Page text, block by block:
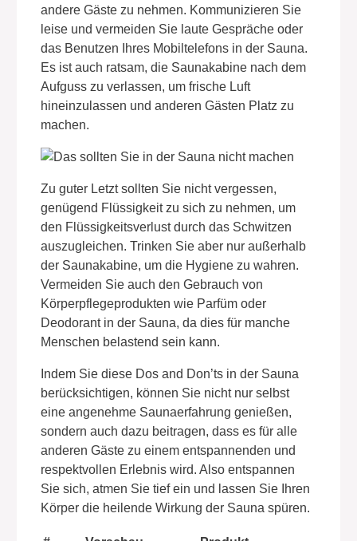
andere Gäste zu nehmen. Kommunizieren Sie
leise und vermeiden Sie laute Gespräche oder
das Benutzen Ihres Mobiltelefons in der Sauna.
Es ist auch ratsam, die Saunakabine nach dem
Aufguss zu verlassen, um frische Luft
hineinzulassen und anderen Gästen Platz zu
machen.
Zu guter Letzt sollten Sie nicht vergessen,
genügend Flüssigkeit zu sich zu nehmen, um
den Flüssigkeitsverlust durch das Schwitzen
auszugleichen. Trinken Sie aber nur außerhalb
der Saunakabine, um die Hygiene zu wahren.
Vermeiden Sie auch den Gebrauch von
Körperpflegeprodukten wie Parfüm oder
Deodorant in der Sauna, da dies für manche
Menschen belastend sein kann.
Indem Sie diese Dos and Don’ts in der Sauna
berücksichtigen, können Sie nicht nur selbst
eine angenehme Saunaerfahrung genießen,
sondern auch dazu beitragen, dass es für alle
anderen Gäste zu einem entspannenden und
respektvollen Erlebnis wird. Also entspannen
Sie sich, atmen Sie tief ein und lassen Sie Ihren
Körper die heilende Wirkung der Sauna spüren.